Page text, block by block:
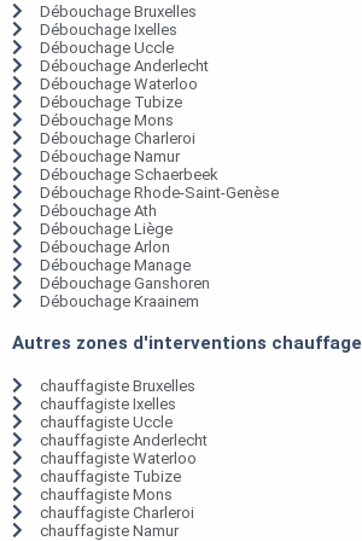
Débouchage Bruxelles
Débouchage Ixelles
Débouchage Uccle
Débouchage Anderlecht
Débouchage Waterloo
Débouchage Tubize
Débouchage Mons
Débouchage Charleroi
Débouchage Namur
Débouchage Schaerbeek
Débouchage Rhode-Saint-Genèse
Débouchage Ath
Débouchage Liège
Débouchage Arlon
Débouchage Manage
Débouchage Ganshoren
Débouchage Kraainem
Autres zones d'interventions chauffage
chauffagiste Bruxelles
chauffagiste Ixelles
chauffagiste Uccle
chauffagiste Anderlecht
chauffagiste Waterloo
chauffagiste Tubize
chauffagiste Mons
chauffagiste Charleroi
chauffagiste Namur